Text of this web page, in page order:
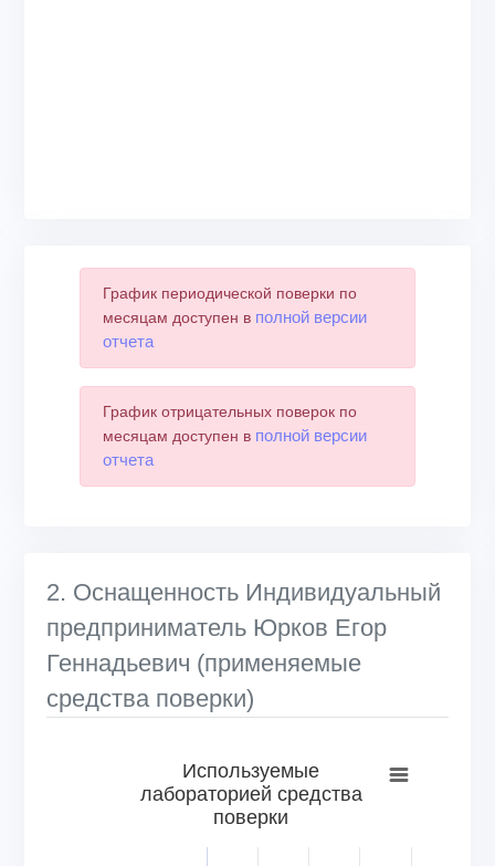
График периодической поверки по
месяцам доступен в полной версии
отчета
График отрицательных поверок по
месяцам доступен в полной версии
отчета
2. Оснащенность Индивидуальный
предприниматель Юрков Егор
Геннадьевич (применяемые
средства поверки)
Bar chart with 6 bars.
View as data table, Используемые лабораторией
The chart has 1 X axis displaying categories.
Используемые
лабораторией средства
поверки